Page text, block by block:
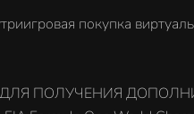
покупка
ПОЛУЧЕНИЯ